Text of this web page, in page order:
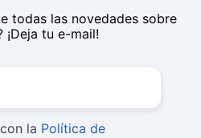
todas las novedades sobre
¡Deja tu e-mail!
la Política de